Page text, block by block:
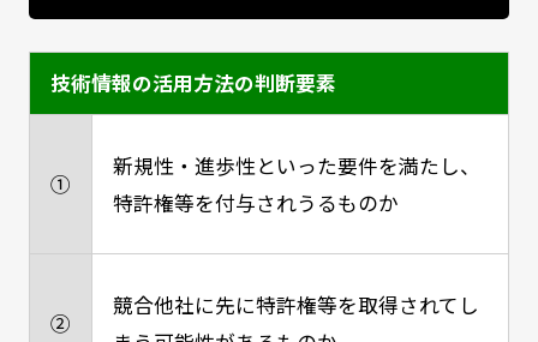
技術情報の活用方法の判断要素
①
新規性・進歩性といった要件を満たし、
特許権等を付与されうるものか
②
競合他社に先に特許権等を取得されてし